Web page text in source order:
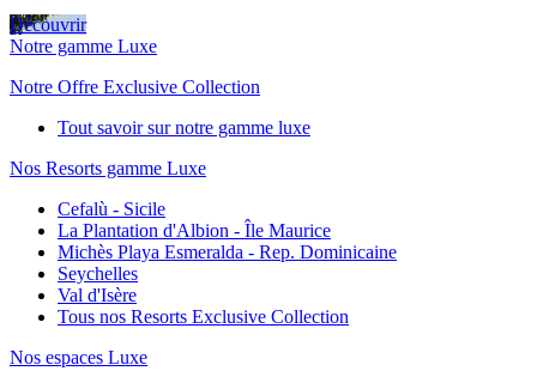
Découvrir
Notre gamme Luxe
Notre Offre Exclusive Collection
Tout savoir sur notre gamme luxe
Nos Resorts gamme Luxe
Cefalù - Sicile
La Plantation d'Albion - Île Maurice
Michès Playa Esmeralda - Rep. Dominicaine
Seychelles
Val d'Isère
Tous nos Resorts Exclusive Collection
Nos espaces Luxe